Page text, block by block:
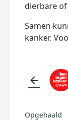
dierbare
Samen
kanker.
arrow_back
Opgehaald